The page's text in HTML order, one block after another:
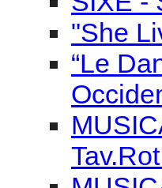
"She
“Le